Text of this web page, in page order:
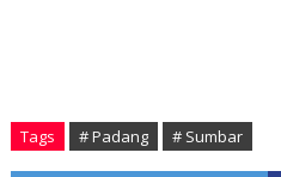
Tags # Padang # Sumbar